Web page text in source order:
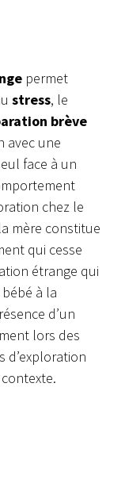
permet
stress, le
brève
avec une
face à un
chez le
mère constitue
qui cesse
étrange qui
à la
d’un
lors des
d’exploration